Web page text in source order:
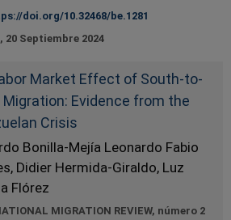
doi.org/10.32468/be.1281
20 Septiembre 2024
Market Effect of South-to-
Migration: Evidence from the
Crisis
Bonilla-Mejía Leonardo Fabio
Didier Hermida-Giraldo, Luz
Flórez
MIGRATION REVIEW, número 2